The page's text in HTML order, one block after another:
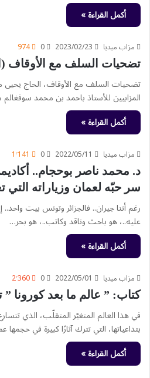
أكمل القراءة »
مزاب ميديا 2023/02/23
0
974
تضحيات السلف مع الأوقاف
تضحيات السلف مع الأوقاف، الحاج
المزابيين للأستاذ باحمد بن محمد
أكمل القراءة »
مزاب ميديا 2022/05/11
0 1٬141
د. محمد ناصر بوحجام..
سر حبّه لعمان وزياراته التي
رغم أننا جيران.. فالجزائر وتونس بيت
عليه..، هو باحث وناقد وكاتب..، هو بحر…
أكمل القراءة »
مزاب ميديا 2022/05/01
0 2٬360
كتاب: ” عالم ما بعد كورونا ”
في هذا العالم المتغيّر المتقلّب، الذي
بتداعياتها، التي تترك آثارًا كبيرة في حجمها
أكمل القراءة »